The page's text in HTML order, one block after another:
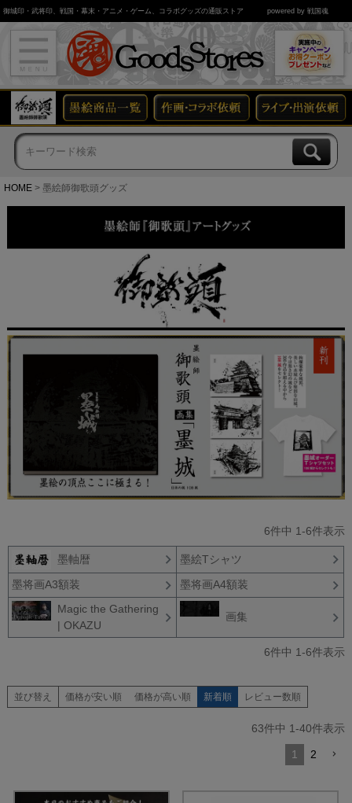
御城印・武将印、戦国・幕末・アニメ・ゲーム、コラボグッズの通販ストア powered by 戦国魂
HOME 墨絵師御歌頭グッズ
6件中 1-6件表示
墨軸暦 墨絵Tシャツ
墨将画A3額装
墨将画A4額装
Magic the Gathering
| OKAZU
画集
6件中 1-6件表示
並び替え 価格が安い順 価格が高い順 新着順 レビュー数順
63件中 1-40件表示
1 2